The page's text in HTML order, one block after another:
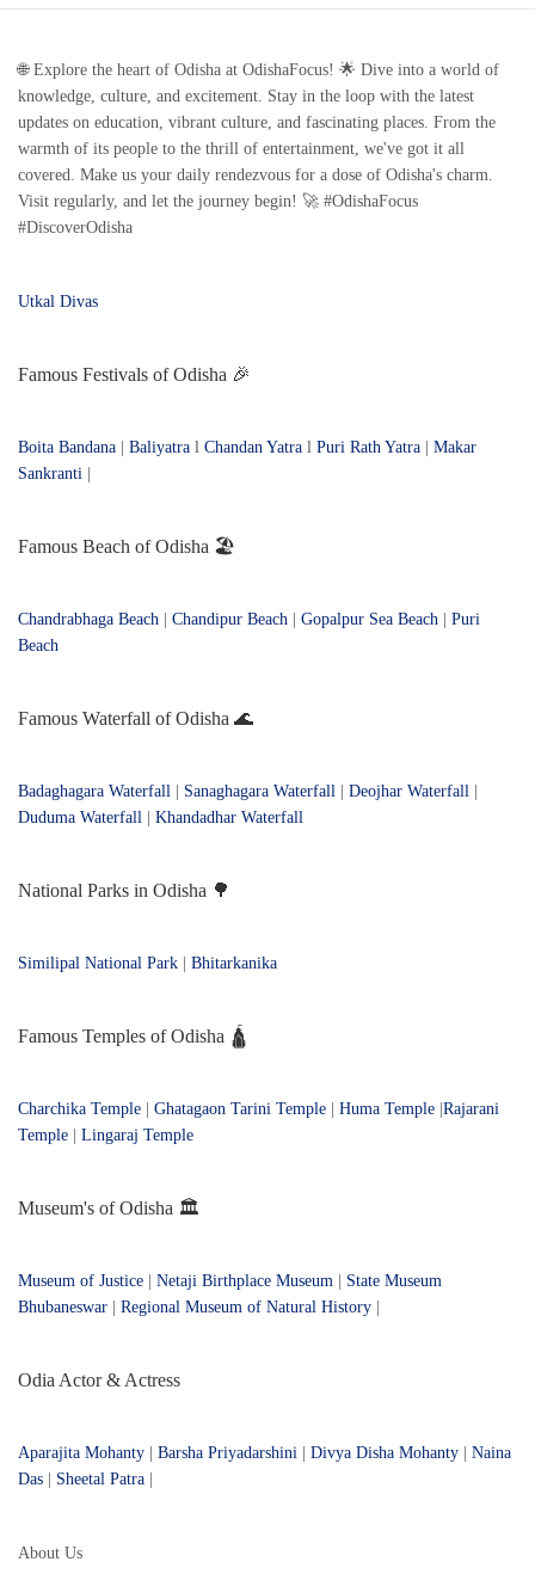
🌐 Explore the heart of Odisha at OdishaFocus! 🌟 Dive into a world of
knowledge, culture, and excitement. Stay in the loop with the latest
updates on education, vibrant culture, and fascinating places. From the
warmth of its people to the thrill of entertainment, we've got it all
covered. Make us your daily rendezvous for a dose of Odisha's charm.
Visit regularly, and let the journey begin! 🚀 #OdishaFocus
#DiscoverOdisha
Utkal Divas
Famous Festivals of Odisha 🎉
Boita Bandana Baliyatra l Chandan Yatra l Puri Rath Yatra
Makar
Sankranti
Famous Beach of Odisha 🏖️
Chandrabhaga Beach Chandipur Beach Gopalpur Sea Beach
Puri
Beach
Famous Waterfall of Odisha 🌊
Badaghagara Waterfall Sanaghagara Waterfall Deojhar Waterfall
Duduma Waterfall
Khandadhar Waterfall
National Parks in Odisha 🌳
Similipal National Park Bhitarkanika
Famous Temples of Odisha 🛕
Charchika Temple Ghatagaon Tarini Temple Huma Temple Rajarani
Temple
Lingaraj Temple
Museum's of Odisha 🏛️
Museum of Justice Netaji Birthplace Museum
State Museum
Bhubaneswar
Regional Museum of Natural History
Odia Actor & Actress
Aparajita Mohanty Barsha Priyadarshini Divya Disha Mohanty
Naina
Das
Sheetal Patra
About Us